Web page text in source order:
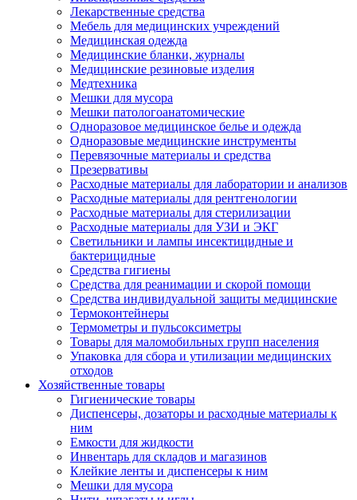
Лекарственные средства
Мебель для медицинских учреждений
Медицинская одежда
Медицинские бланки, журналы
Медицинские резиновые изделия
Медтехника
Мешки для мусора
Мешки патологоанатомические
Одноразовое медицинское белье и одежда
Одноразовые медицинские инструменты
Перевязочные материалы и средства
Презервативы
Расходные материалы для лаборатории и анализов
Расходные материалы для рентгенологии
Расходные материалы для стерилизации
Расходные материалы для УЗИ и ЭКГ
Светильники и лампы инсектицидные и
бактерицидные
Средства гигиены
Средства для реанимации и скорой помощи
Средства индивидуальной защиты медицинские
Термоконтейнеры
Термометры и пульсоксиметры
Товары для маломобильных групп населения
Упаковка для сбора и утилизации медицинских
отходов
Хозяйственные товары
Гигиенические товары
Диспенсеры, дозаторы и расходные материалы к
ним
Емкости для жидкости
Инвентарь для складов и магазинов
Клейкие ленты и диспенсеры к ним
Мешки для мусора